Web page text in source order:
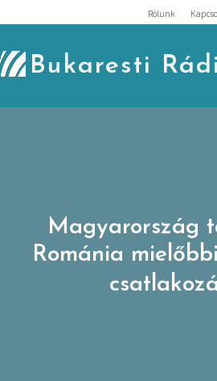
to
content
Rólunk
Bukaresti
Magyarország
Románia